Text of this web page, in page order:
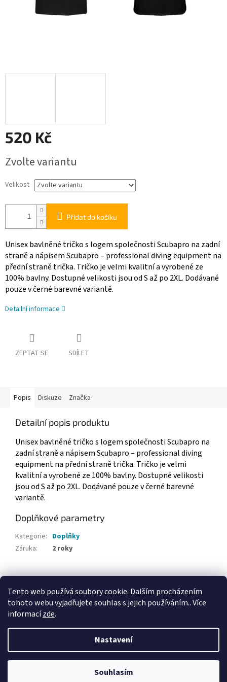
Tento web používá soubory cookie. Dalším procházením
tohoto webu vyjadřujete souhlas s jejich používáním.. Více
informacízde.
Nastavení
Souhlasím
520 Kč
cena:
Zvolte variantu
Velikost
Přidat do košíku
Unisex bavlněné tričko s logem společnosti Scubapro na zadní
straně a nápisem Scubapro – professional diving equipment na
přední straně trička. Tričko je velmi kvalitní a vyrobené ze
100% bavlny. Dostupné velikosti jsou od S až po 2XL. Dodávané
pouze v černé barevné variantě.
Detailní informace
ZEPTAT SE SDÍLET
Popis Diskuze Značka
Detailní popis produktu
Unisex bavlněné tričko s logem společnosti Scubapro na
zadní straně a nápisem Scubapro – professional diving
equipment na přední straně trička. Tričko je velmi
kvalitní a vyrobené ze 100% bavlny. Dostupné velikosti
jsou od S až po 2XL. Dodávané pouze v černé barevné
variantě.
Doplňkové parametry
Kategorie: Doplňky
Záruka: 2 roky
Z
Webové stránky Divecentra CZ
Vytvořil Shoptet
Divecentrum CZ. Všechna práva vyhrazena.